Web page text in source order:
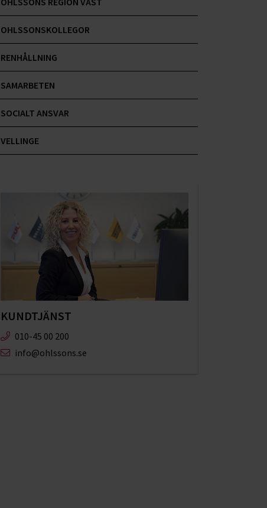
OHLSSONSKOLLEGOR
RENHÅLLNING
SAMARBETEN
SOCIALT ANSVAR
VELLINGE
KUNDTJÄNST
010-45 00 200​
info@ohlssons.se